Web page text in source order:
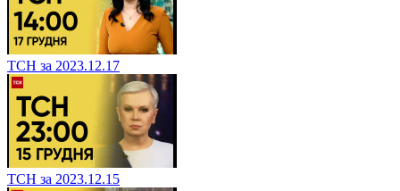
ТСН за 2023.12.17
ТСН за 2023.12.15